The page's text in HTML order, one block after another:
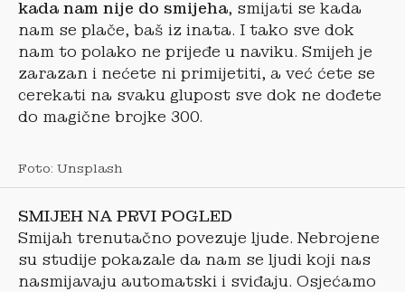
kada nam nije do smijeha, smijati se kada
nam se plače, baš iz inata. I tako sve dok
nam to polako ne prijeđe u naviku. Smijeh je
zarazan i nećete ni primijetiti, a već ćete se
cerekati na svaku glupost sve dok ne dođete
do magične brojke 300.
Foto: Unsplash
SMIJEH NA PRVI POGLED
Smijah trenutačno povezuje ljude. Nebrojene
su studije pokazale da nam se ljudi koji nas
nasmijavaju automatski i sviđaju. Osjećamo